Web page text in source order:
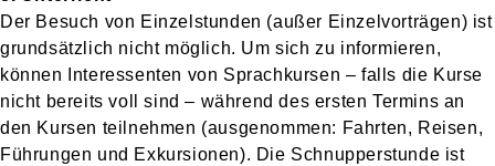
Der Besuch von Einzelstunden (außer Einzelvorträgen) ist
grundsätzlich nicht möglich. Um sich zu informieren,
können Interessenten von Sprachkursen – falls die Kurse
nicht bereits voll sind – während des ersten Termins an
den Kursen teilnehmen (ausgenommen: Fahrten, Reisen,
Führungen und Exkursionen). Die Schnupperstunde ist